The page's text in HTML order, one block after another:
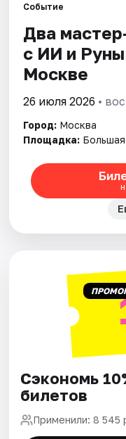
Города
Площадки
Артисты
Рейтинги
Событие
Два
с ИИ и
Москве
26 июля 2026 •
Город: Москва
Площадка:
Сэкономь
билетов
Применили: 8 545